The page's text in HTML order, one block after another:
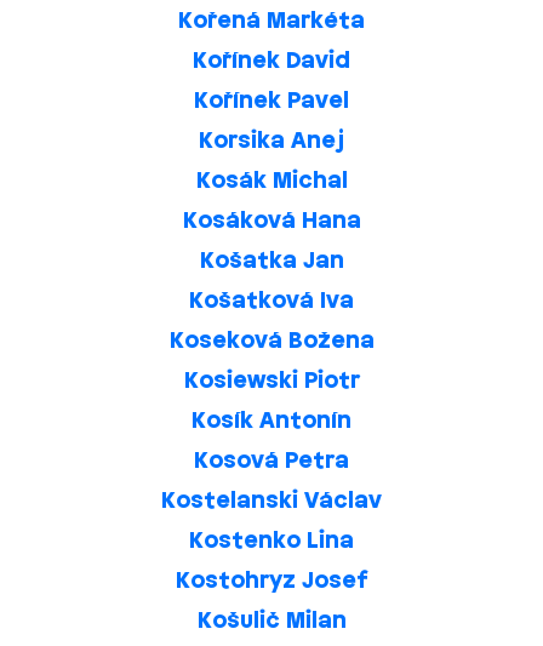
Kořená Markéta
Kořínek David
Kořínek Pavel
Korsika Anej
Kosák Michal
Kosáková Hana
Košatka Jan
Košatková Iva
Koseková Božena
Kosiewski Piotr
Kosík Antonín
Kosová Petra
Kostelanski Václav
Kostenko Lina
Kostohryz Josef
Košulič Milan